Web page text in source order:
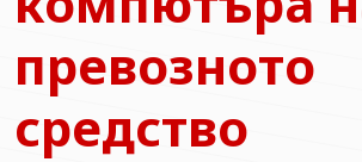
превозното
средство